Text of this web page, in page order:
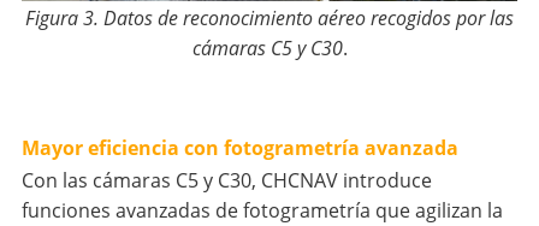
Figura 3. Datos de reconocimiento aéreo recogidos por las
cámaras C5 y C30.
Mayor eficiencia con fotogrametría avanzada
Con las cámaras C5 y C30, CHCNAV introduce
funciones avanzadas de fotogrametría que agilizan la